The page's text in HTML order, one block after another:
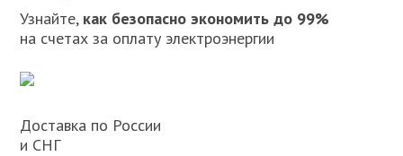
Узнайте, как безопасно экономить до 99%
на счетах за оплату электроэнергии
Доставка по России
и СНГ